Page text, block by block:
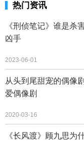
热门资讯
《刑侦笔记》谁是杀
凶手
2023-06-01
从头到尾甜宠的偶像
爱偶像剧
2020-03-16
《长风渡》顾九思为